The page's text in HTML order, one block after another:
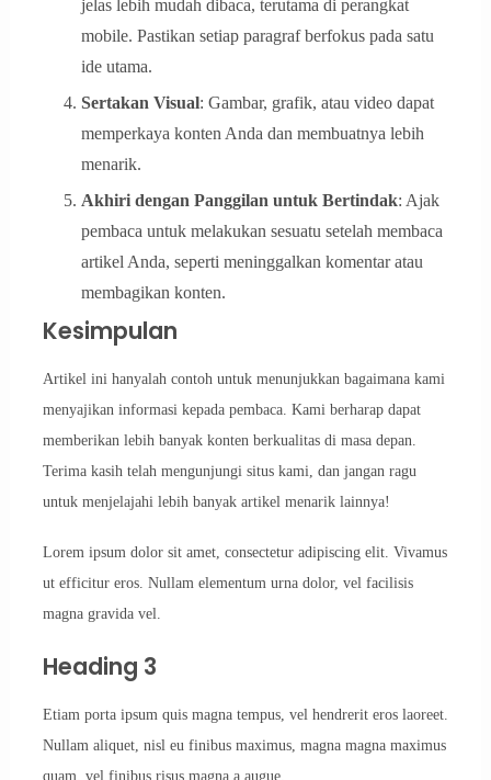
jelas lebih mudah dibaca, terutama di perangkat
mobile. Pastikan setiap paragraf berfokus pada satu
ide utama.
Sertakan Visual: Gambar, grafik, atau video dapat
memperkaya konten Anda dan membuatnya lebih
menarik.
Akhiri dengan Panggilan untuk Bertindak: Ajak
pembaca untuk melakukan sesuatu setelah membaca
artikel Anda, seperti meninggalkan komentar atau
membagikan konten.
Kesimpulan
Artikel ini hanyalah contoh untuk menunjukkan bagaimana kami
menyajikan informasi kepada pembaca. Kami berharap dapat
memberikan lebih banyak konten berkualitas di masa depan.
Terima kasih telah mengunjungi situs kami, dan jangan ragu
untuk menjelajahi lebih banyak artikel menarik lainnya!
Lorem ipsum dolor sit amet, consectetur adipiscing elit. Vivamus
ut efficitur eros. Nullam elementum urna dolor, vel facilisis
magna gravida vel.
Heading 3
Etiam porta ipsum quis magna tempus, vel hendrerit eros laoreet.
Nullam aliquet, nisl eu finibus maximus, magna magna maximus
quam, vel finibus risus magna a augue.